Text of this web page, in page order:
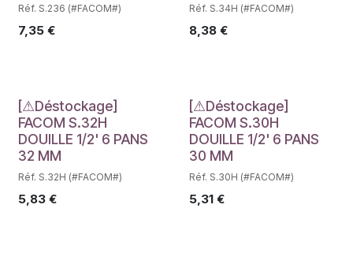
Réf. S.236 (#FACOM#)
7,35 €
Réf. S.34H (#FACOM#)
8,38€
Déstockage
[⚠Déstockage]
FACOM S.32H
DOUILLE 1/2' 6 PANS
32 MM
Réf. S.32H (#FACOM#)
5,83 €
Déstockage
[⚠Déstockage]
FACOM S.30H
DOUILLE 1/2' 6 PANS
30 MM
Réf. S.30H (#FACOM#)
5,31€